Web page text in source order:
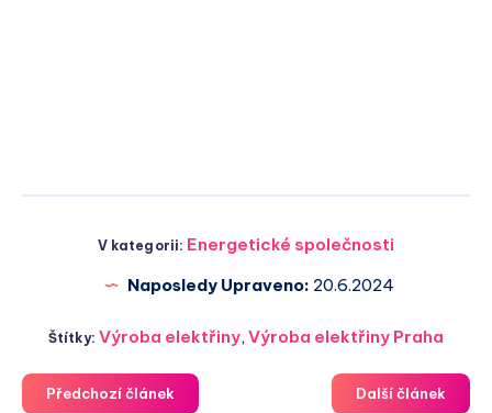
V kategorii: Energetické společnosti
Naposledy Upraveno: 20.6.2024
Štítky:Výroba elektřiny,Výroba elektřiny Praha
Předchozí článek Další článek